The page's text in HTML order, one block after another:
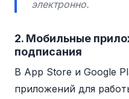
электронно.
2. Мобильные
подписания
В App Store и Google
приложений для